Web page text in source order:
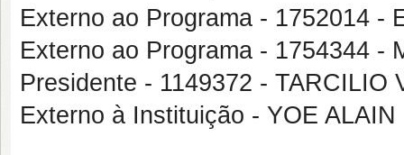
Externo ao Programa - 1752014 -
Externo ao Programa - 1754344 -
Presidente - 1149372 - TARCILIO
Externo à Instituição - YOE